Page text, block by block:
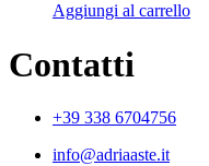
Aggiungi al carrello
Contatti
+39 338 6704756
info@adriaaste.it